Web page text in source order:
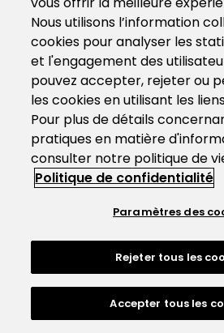
Nous utilisons l’information
cookies pour analyser les
et l'engagement des
pouvez accepter, rejeter ou
les cookies en utilisant les
Pour plus de détails
pratiques en matière
consulter notre politique de
Politique de confidentialité
Paramètres des
Rejeter tous les
Accepter tous les